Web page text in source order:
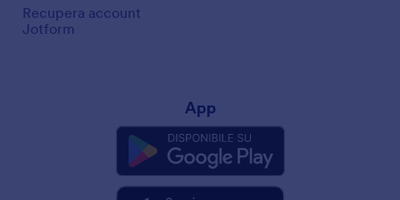
Recupera account
Jotform
App